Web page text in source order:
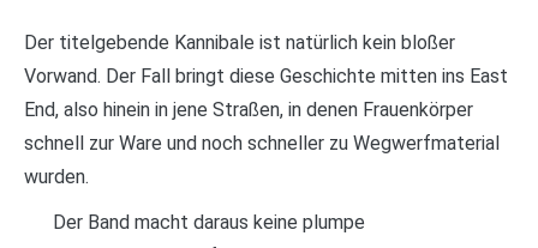
Der titelgebende Kannibale ist natürlich kein bloßer
Vorwand. Der Fall bringt diese Geschichte mitten ins East
End, also hinein in jene Straßen, in denen Frauenkörper
schnell zur Ware und noch schneller zu Wegwerfmaterial
wurden.
Der Band macht daraus keine plumpe